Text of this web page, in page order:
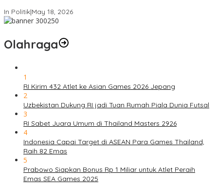
In Politik|May 18, 2026
Olahraga
1
RI Kirim 432 Atlet ke Asian Games 2026 Jepang
2
Uzbekistan Dukung RI jadi Tuan Rumah Piala Dunia Futsal
3
RI Sabet Juara Umum di Thailand Masters 2926
4
Indonesia Capai Target di ASEAN Para Games Thailand,
Raih 82 Emas
5
Prabowo Siapkan Bonus Rp 1 Miliar untuk Atlet Peraih
Emas SEA Games 2025